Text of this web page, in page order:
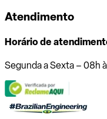
Atendimento
Horário de
Segunda a Sexta – 08h